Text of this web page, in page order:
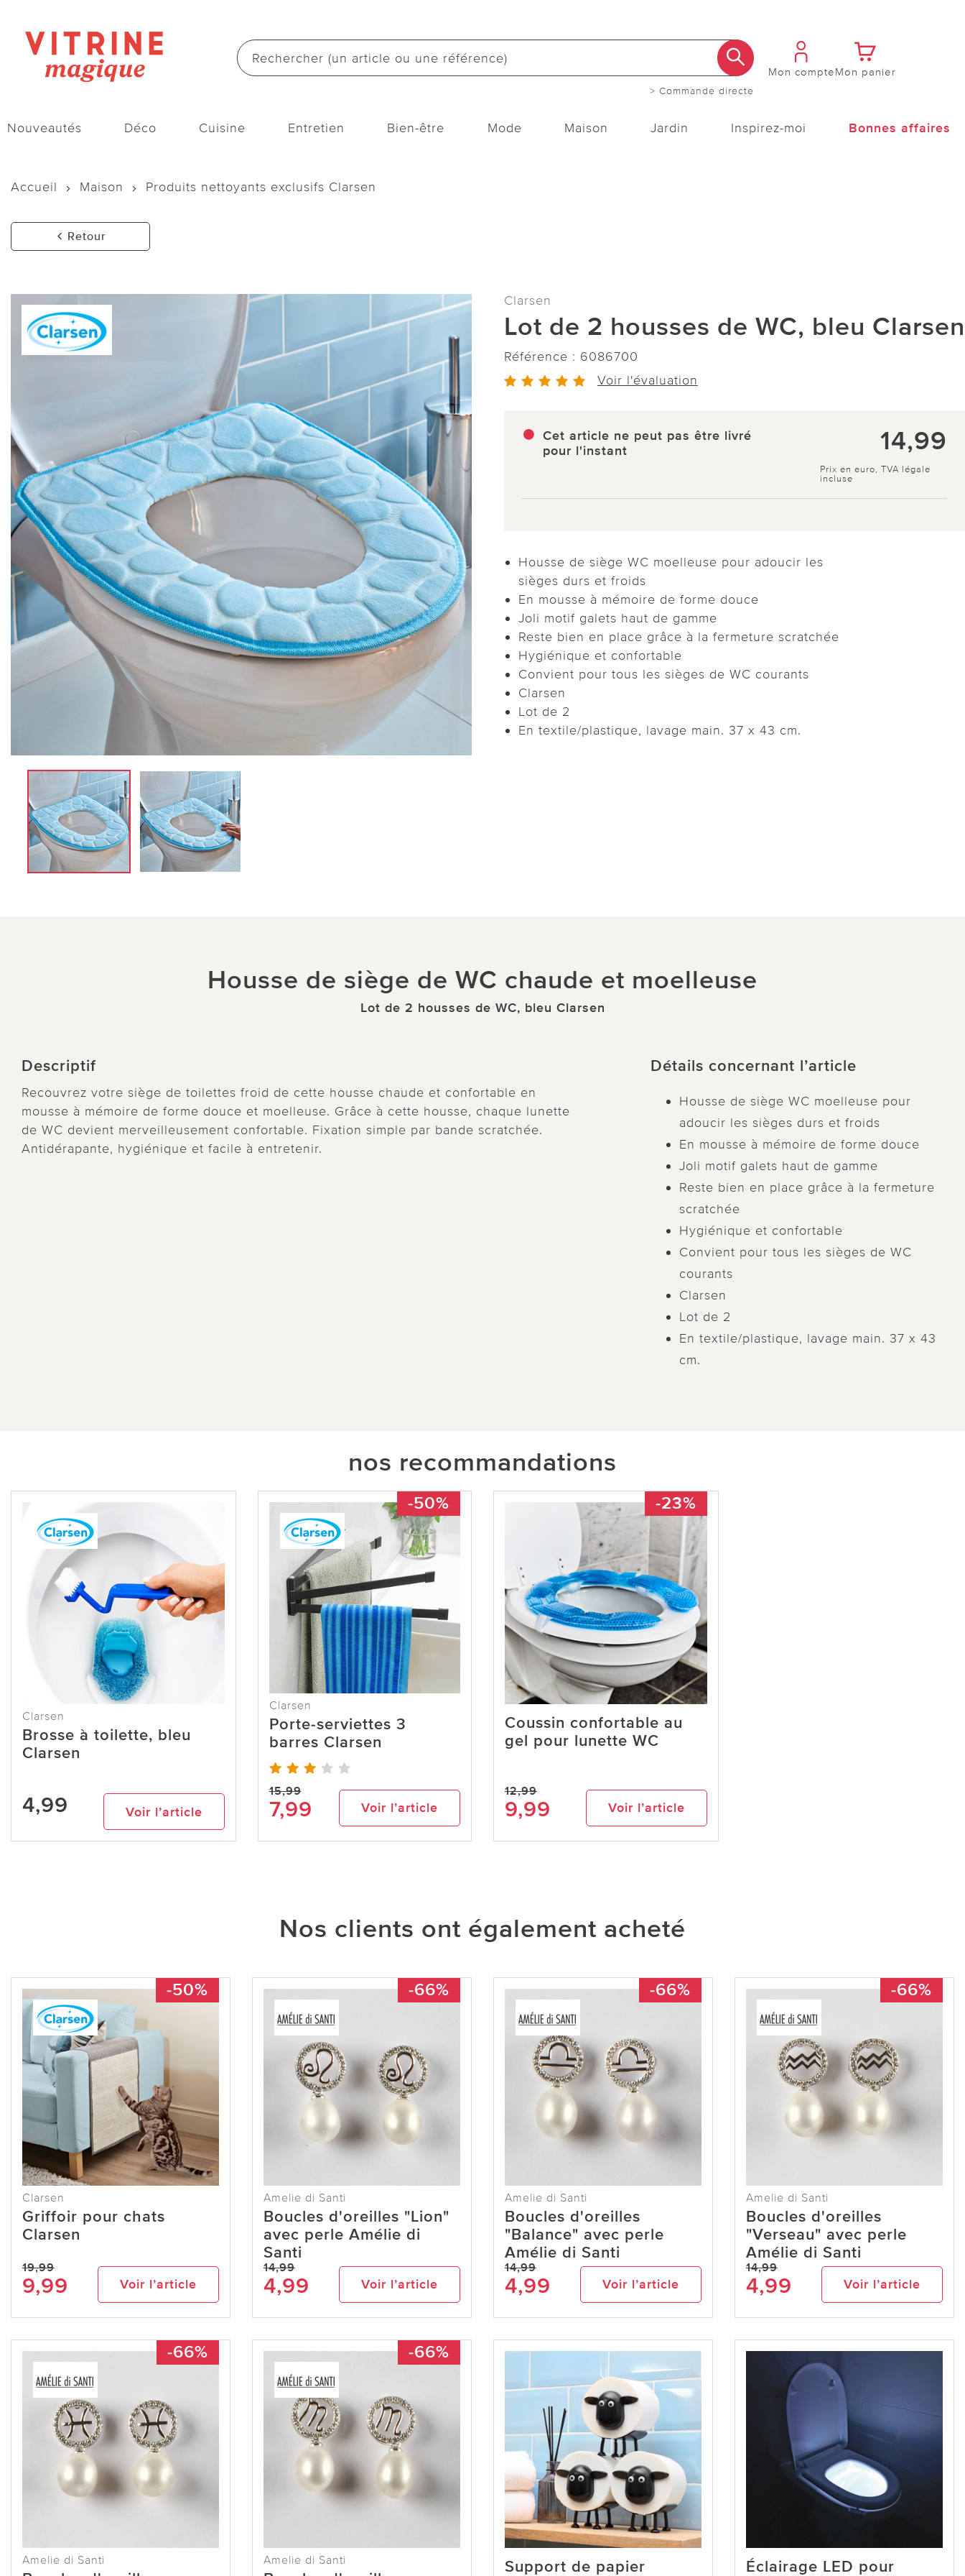
> Commande directe
Mon compteMon panier
Nouveautés Déco Cuisine Entretien Bien-être Mode Maison Jardin Inspirez-moi Bonnes affaires
Accueil Maison Produits nettoyants exclusifs Clarsen
Retour
Clarsen
Lot de 2 housses de WC, bleu Clarsen
Référence : 6086700
Voir l'évaluation
Cet article ne peut pas être livré
pour l'instant
14,99
Prix en euro, TVA légale
incluse
Housse de siège WC moelleuse pour adoucir les
sièges durs et froids
En mousse à mémoire de forme douce
Joli motif galets haut de gamme
Reste bien en place grâce à la fermeture scratchée
Hygiénique et confortable
Convient pour tous les sièges de WC courants
Clarsen
Lot de 2
En textile/plastique, lavage main. 37 x 43 cm.
Housse de siège de WC chaude et moelleuse
Lot de 2 housses de WC, bleu Clarsen
Descriptif
Recouvrez votre siège de toilettes froid de cette housse chaude et confortable en
mousse à mémoire de forme douce et moelleuse. Grâce à cette housse, chaque lunette
de WC devient merveilleusement confortable. Fixation simple par bande scratchée.
Antidérapante, hygiénique et facile à entretenir.
Détails concernant l’article
Housse de siège WC moelleuse pour
adoucir les sièges durs et froids
En mousse à mémoire de forme douce
Joli motif galets haut de gamme
Reste bien en place grâce à la fermeture
scratchée
Hygiénique et confortable
Convient pour tous les sièges de WC
courants
Clarsen
Lot de 2
En textile/plastique, lavage main. 37 x 43
cm.
nos recommandations
Clarsen
Brosse à toilette, bleu
Clarsen
4,99 Voir l’article
-50%
Clarsen
Porte-serviettes 3
barres Clarsen
15,99
7,99 Voir l’article
-23%
Coussin confortable au
gel pour lunette WC
12,99
9,99 Voir l’article
Nos clients ont également acheté
-50%
Clarsen
Griffoir pour chats
Clarsen
19,99
9,99 Voir l’article
-66%
Amelie di Santi
Boucles d'oreilles "Lion"
avec perle Amélie di
Santi
14,99
4,99 Voir l’article
-66%
Amelie di Santi
Boucles d'oreilles
"Balance" avec perle
Amélie di Santi
14,99
4,99 Voir l’article
-66%
Amelie di Santi
Boucles d'oreilles
"Verseau" avec perle
Amélie di Santi
14,99
4,99 Voir l’article
-66%
Amelie di Santi
-66%
Amelie di Santi
Support de papier
Éclairage LED pour